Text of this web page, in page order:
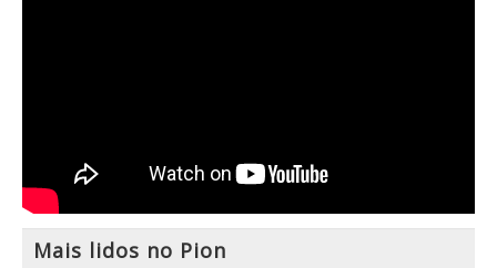
Mais lidos no Pion